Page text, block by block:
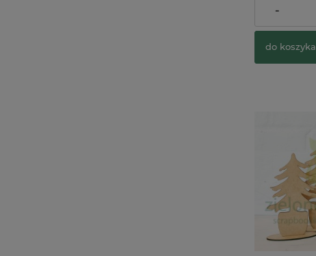
5,90 zł
-
do koszyka